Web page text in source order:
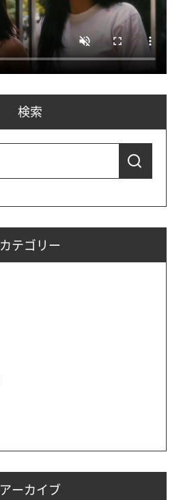
検索
カテゴリー
アーカイブ